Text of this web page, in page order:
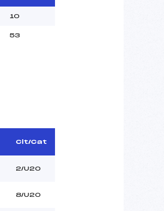
10
53
Clt/Cat
2/U20
8/U20